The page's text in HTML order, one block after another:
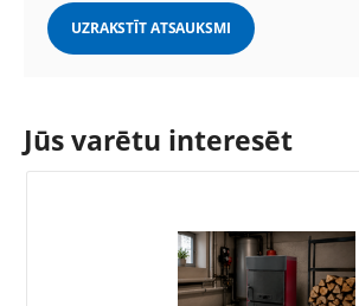
UZRAKSTĪT ATSAUKSMI
Jūs varētu interesēt